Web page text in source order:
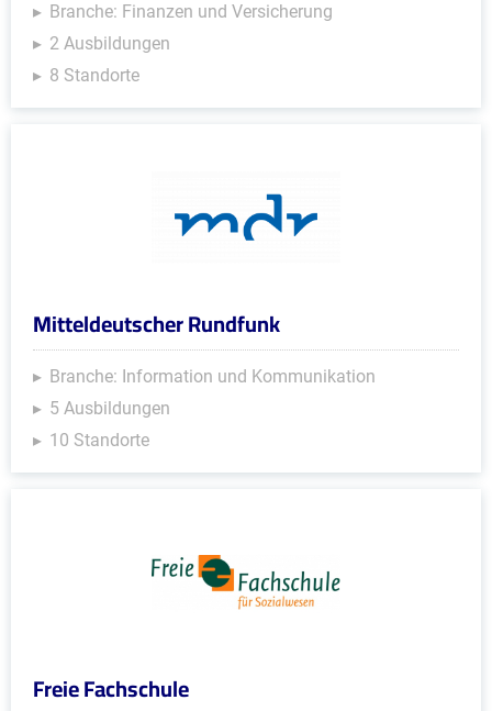
Branche: Finanzen und Versicherung
2 Ausbildungen
8 Standorte
Mitteldeutscher Rundfunk
Branche: Information und Kommunikation
5 Ausbildungen
10 Standorte
Freie Fachschule